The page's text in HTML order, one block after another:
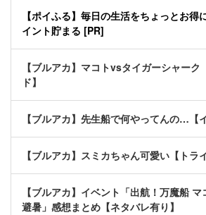
【ポイふる】毎日の生活をちょっとお得
イント貯まる [PR]
【ブルアカ】マコトvsタイガーシャーク
ド】
【ブルアカ】先生船で何やってんの…【
【ブルアカ】スミカちゃん可愛い【トラ
【ブルアカ】イベント「出航！万魔船
避暑」感想まとめ【ネタバレ有り】